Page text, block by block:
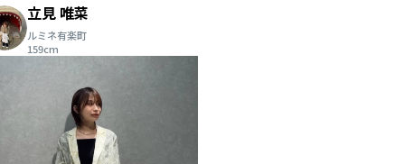
立見 唯菜
ルミネ有楽町
159cm